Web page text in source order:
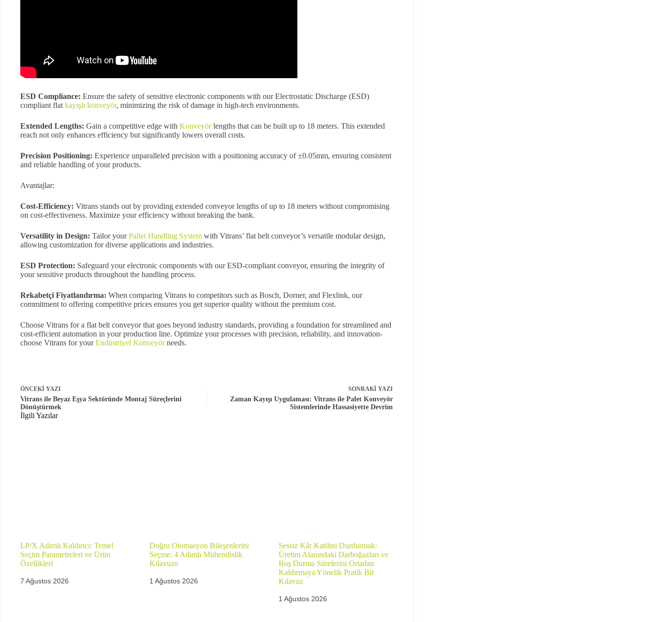
ESD Compliance: Ensure the safety of sensitive electronic components with our Electrostatic Discharge (ESD)
compliant flat kayışlı konveyör, minimizing the risk of damage in high-tech environments.
Extended Lengths: Gain a competitive edge with Konveyörlengths that can be built up to 18 meters. This extended
reach not only enhances efficiency but significantly lowers overall costs.
Precision Positioning: Experience unparalleled precision with a positioning accuracy of ±0.05mm, ensuring consistent
and reliable handling of your products.
Avantajlar:
Cost-Efficiency: Vitrans stands out by providing extended conveyor lengths of up to 18 meters without compromising
on cost-effectiveness. Maximize your efficiency without breaking the bank.
Versatility in Design: Tailor yourPallet Handling System with Vitrans’ flat belt conveyor’s versatile modular design,
allowing customization for diverse applications and industries.
ESD Protection: Safeguard your electronic components with our ESD-compliant conveyor, ensuring the integrity of
your sensitive products throughout the handling process.
Rekabetçi Fiyatlandırma: When comparing Vitrans to competitors such as Bosch, Dorner, and Flexlink, our
commitment to offering competitive prices ensures you get superior quality without the premium cost.
Choose Vitrans for a flat belt conveyor that goes beyond industry standards, providing a foundation for streamlined and
cost-efficient automation in your production line. Optimize your processes with precision, reliability, and innovation-
choose Vitrans for yourEndüstriyel Konveyörneeds.
ÖNCEKI YAZI
Vitrans ile Beyaz Eşya Sektöründe Montaj Süreçlerini
Dönüştürmek
SONRAKI YAZI
Zaman Kayışı Uygulaması: Vitrans ile Palet Konveyör
Sistemlerinde Hassasiyette Devrim
İlgili Yazılar
LP/X Adımlı Kaldırıcı: Temel
Seçim Parametreleri ve Ürün
Özellikleri
7 Ağustos 2026
Doğru Otomasyon Bileşenlerini
Seçme: 4 Adımlı Mühendislik
Kılavuzu
1 Ağustos 2026
Sessiz Kâr Katilini Durdurmak:
Üretim Alanındaki Darboğazları ve
Boş Durma Sürelerini Ortadan
Kaldırmaya Yönelik Pratik Bir
Kılavuz
1 Ağustos 2026